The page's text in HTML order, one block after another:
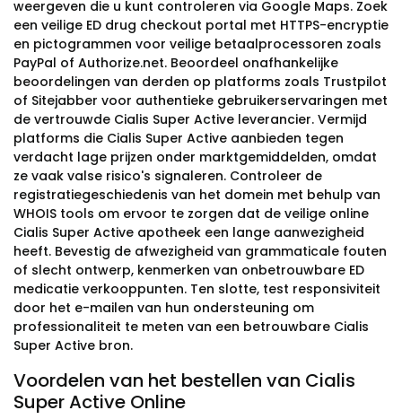
weergeven die u kunt controleren via Google Maps. Zoek
een veilige ED drug checkout portal met HTTPS-encryptie
en pictogrammen voor veilige betaalprocessoren zoals
PayPal of Authorize.net. Beoordeel onafhankelijke
beoordelingen van derden op platforms zoals Trustpilot
of Sitejabber voor authentieke gebruikerservaringen met
de vertrouwde Cialis Super Active leverancier. Vermijd
platforms die Cialis Super Active aanbieden tegen
verdacht lage prijzen onder marktgemiddelden, omdat
ze vaak valse risico's signaleren. Controleer de
registratiegeschiedenis van het domein met behulp van
WHOIS tools om ervoor te zorgen dat de veilige online
Cialis Super Active apotheek een lange aanwezigheid
heeft. Bevestig de afwezigheid van grammaticale fouten
of slecht ontwerp, kenmerken van onbetrouwbare ED
medicatie verkooppunten. Ten slotte, test responsiviteit
door het e-mailen van hun ondersteuning om
professionaliteit te meten van een betrouwbare Cialis
Super Active bron.
Voordelen van het bestellen van Cialis
Super Active Online